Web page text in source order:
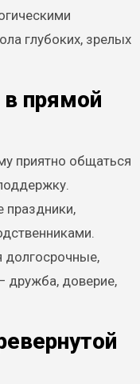
глубоких, зрелых
в прямой
приятно общаться
долгосрочные,
дружба, доверие,